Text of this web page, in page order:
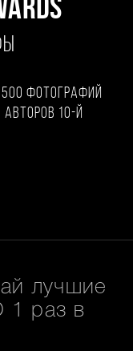
фотографий
10-й
лучшие
1 раз в